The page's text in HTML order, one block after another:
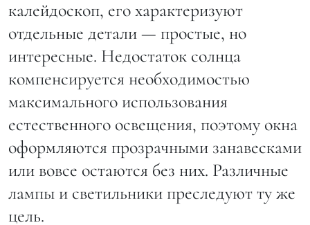
калейдоскоп, его характеризуют
отдельные детали — простые, но
интересные. Недостаток солнца
компенсируется необходимостью
максимального использования
естественного освещения, поэтому окна
оформляются прозрачными занавесками
или вовсе остаются без них. Различные
лампы и светильники преследуют ту же
цель.